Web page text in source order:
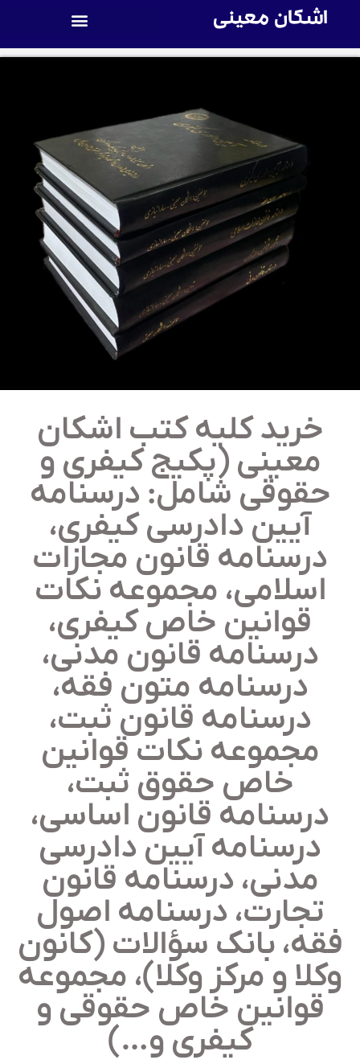
اشکان معینی
خرید کلیه کتب اشکان
معینی (پکیج کیفری و
حقوقی شامل: درسنامه
آیین دادرسی کیفری،
درسنامه قانون مجازات
اسلامی، مجموعه نکات
قوانین خاص کیفری،
درسنامه قانون مدنی،
درسنامه متون فقه،
درسنامه قانون ثبت،
مجموعه نکات قوانین
خاص حقوق ثبت،
درسنامه قانون اساسی،
درسنامه آیین دادرسی
مدنی، درسنامه قانون
تجارت، درسنامه اصول
بانک سؤالات (کانون
و مرکز وکلا)، مجموعه
قوانین خاص حقوقی و
کیفری و…)